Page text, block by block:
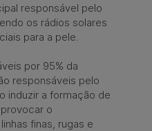
responsável pelo
os rádios solares
para a pele.
por 95% da
responsáveis pelo
induzir a formação de
o
finas, rugas e